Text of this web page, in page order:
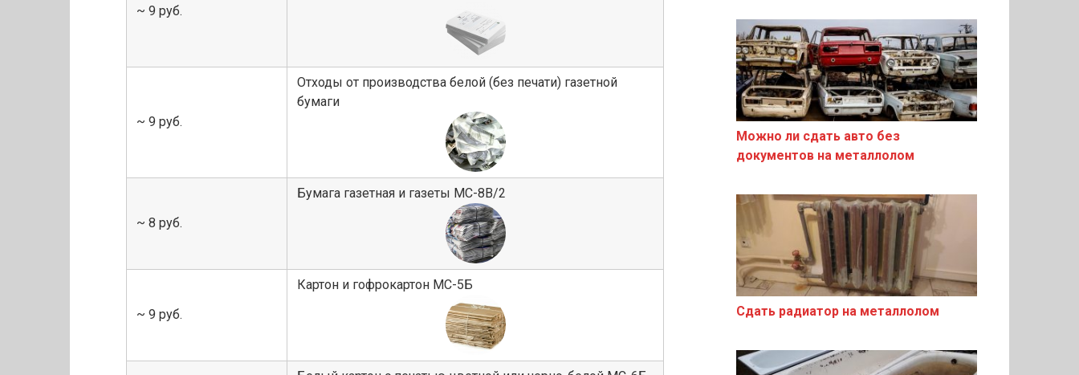
~ 9 руб.
~ 9 руб.
Отходы от производства белой (без печати) газетной
бумаги
~ 8 руб.
Бумага газетная и газеты МС-8В/2
~ 9 руб.
Картон и гофрокартон МС-5Б
Можно ли сдать авто без
документов на металлолом
Сдать радиатор на металлолом